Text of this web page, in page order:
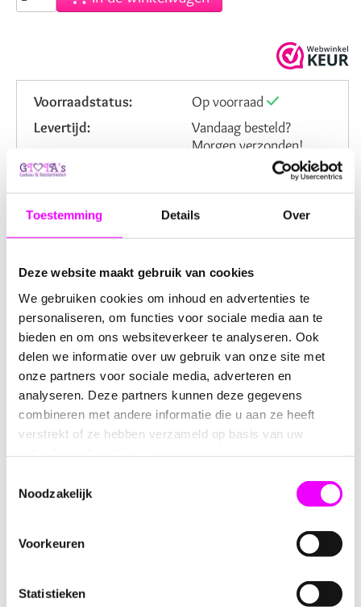
Toestemming Details Over
Deze website maakt gebruik van cookies
We gebruiken cookies om inhoud en advertenties te
personaliseren, om functies voor sociale media aan te
bieden en om ons websiteverkeer te analyseren. Ook
delen we informatie over uw gebruik van onze site met
onze partners voor sociale media, adverteren en
analyseren. Deze partners kunnen deze gegevens
combineren met andere informatie die u aan ze heeft
verstrekt of ze hebben verzameld op basis van uw
Noodzakelijk
Voorkeuren
Statistieken
Voorraadstatus:
Op voorraad
Levertijd:
Vandaag besteld?
Morgen verzonden!
Verzendkosten NL:
Artikelnummer:
0210825
Beoordeling:
Omschrijving Reviews
Jipy Bal Roze
Ontdek deJipy Bal Roze , een prachtig ontworpen zachte
bal speciaal voor baby's. Deze bal biedt niet alleen uren
speelplezier, maar stimuleert ook de zintuigen van je
kleintje met verschillende vormen en structuren.
Wasbaar:
Deze bal is niet alleen een bron van entertainment maar
ontwikkeling van de baby.